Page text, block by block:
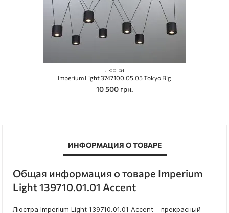
Люстра
Imperium Light 3747100.05.05 Tokyo Big
10 500 грн.
ИНФОРМАЦИЯ О ТОВАРЕ
Общая информация о товаре Imperium
Light 139710.01.01 Accent
Люстра Imperium Light 139710.01.01 Accent – прекрасный